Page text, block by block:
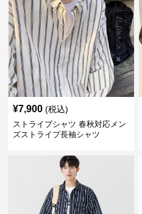
¥7,900 (税込)
ストライプシャツ 春秋対応メン
ズストライプ長袖シャツ